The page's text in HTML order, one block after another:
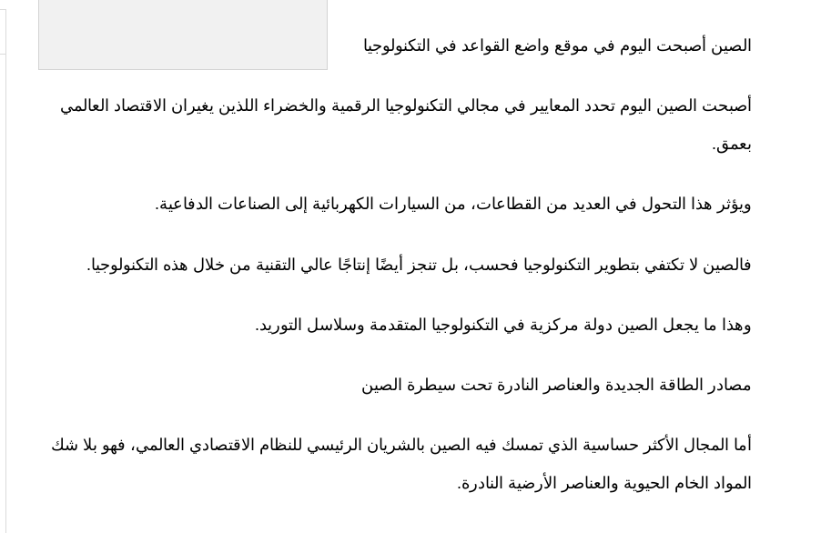
الصين أصبحت اليوم في موقع واضع القواعد في التكنولوجيا
أصبحت الصين اليوم تحدد المعايير في مجالي التكنولوجيا الرقمية والخضراء اللذين يغيران الاقتصاد العالمي
بعمق.
ويؤثر هذا التحول في العديد من القطاعات، من السيارات الكهربائية إلى الصناعات الدفاعية.
فالصين لا تكتفي بتطوير التكنولوجيا فحسب، بل تنجز أيضًا إنتاجًا عالي التقنية من خلال هذه التكنولوجيا.
وهذا ما يجعل الصين دولة مركزية في التكنولوجيا المتقدمة وسلاسل التوريد.
مصادر الطاقة الجديدة والعناصر النادرة تحت سيطرة الصين
أما المجال الأكثر حساسية الذي تمسك فيه الصين بالشريان الرئيسي للنظام الاقتصادي العالمي، فهو بلا شك
المواد الخام الحيوية والعناصر الأرضية النادرة.